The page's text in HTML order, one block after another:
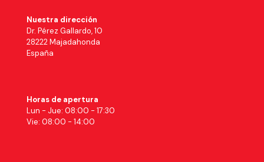
Nuestra dirección
Dr. Pérez Gallardo, 10
28222 Majadahonda
España
Horas de apertura
Lun - Jue: 08:00 - 17:30
Vie: 08:00 - 14:00